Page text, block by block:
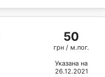
50
грн / м.пог.
Указана на
26.12.2021